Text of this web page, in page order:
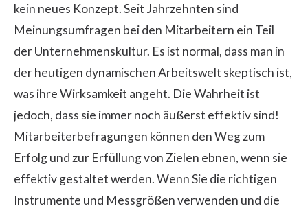
kein neues Konzept. Seit Jahrzehnten sind
Meinungsumfragen bei den Mitarbeitern ein Teil
derUnternehmenskultur. Es ist normal, dass man in
der heutigen dynamischen Arbeitswelt skeptisch ist,
was ihre Wirksamkeit angeht. Die Wahrheit ist
jedoch, dass sie immer noch äußerst effektiv sind!
Mitarbeiterbefragungen können den Weg zum
Erfolg und zur Erfüllung von Zielen ebnen, wenn sie
effektiv gestaltet werden. Wenn Sie die richtigen
Instrumente und Messgrößen verwenden und die